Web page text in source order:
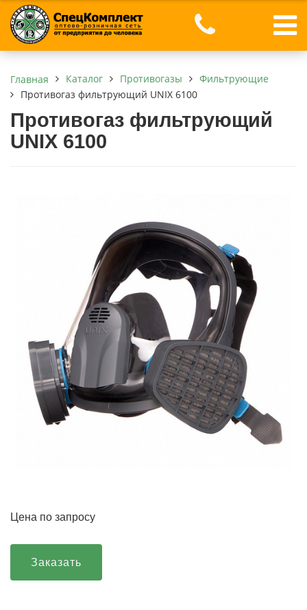
Главная Каталог Противогазы
Фильтрующие
Противогаз фильтрующий UNIX 6100
Противогаз фильтрующий
UNIX 6100
Цена по запросу
Заказать